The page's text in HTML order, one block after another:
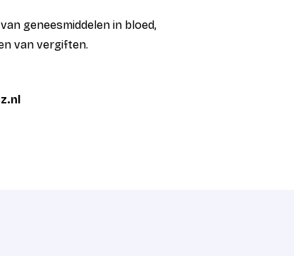
geneesmiddelen in bloed,
van vergiften.